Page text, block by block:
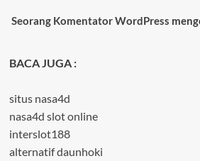
Seorang Komentator WordPress
BACA JUGA :
situs nasa4d
nasa4d slot online
interslot188
alternatif daunhoki